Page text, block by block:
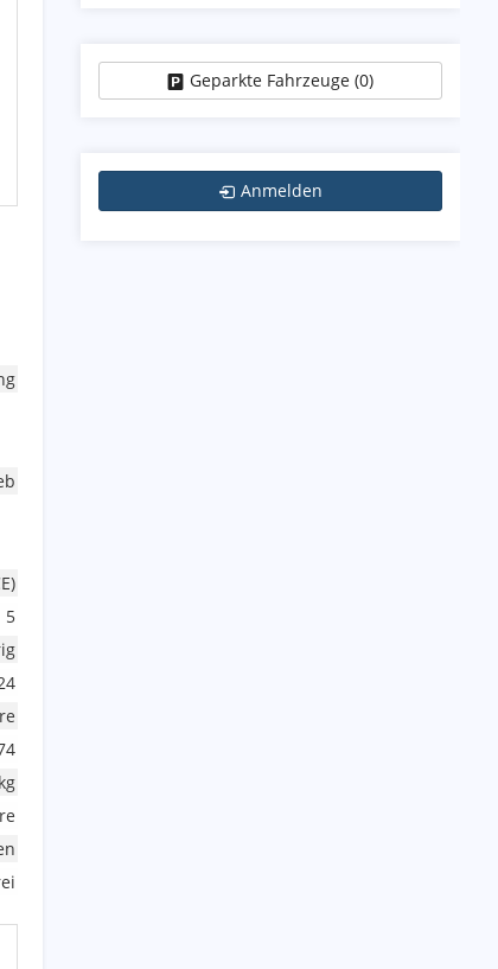
5
Geparkte Fahrzeuge (0)
Anmelden